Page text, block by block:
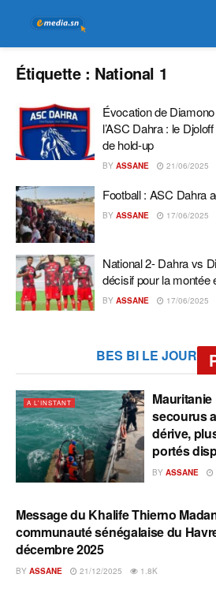
Étiquette : National 1
Évocation de
l’ASC Dahra : le
de hold-up
BY ASSANE 21/06/2025
Football : ASC Dahra
BY ASSANE 17/06/2025
National 2- Dahra vs
décisif pour la montée
BY ASSANE 17/06/2025
BES BI LE JOUR
A L'INSTANT
Mauritanie
secourus
dérive,
portés
BY ASSANE
A L'INSTANT
Message du Khalife Thierno
communauté sénégalaise du
décembre 2025
BY ASSANE 21/12/2025 1.8K